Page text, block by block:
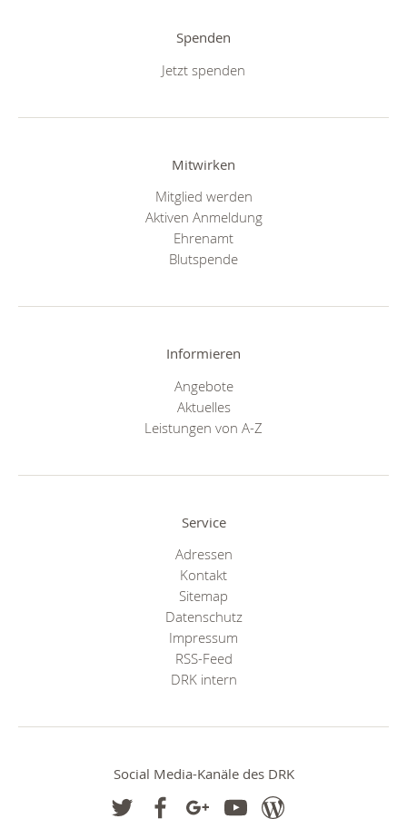
Spenden
Jetzt spenden
Mitwirken
Mitglied werden
Aktiven Anmeldung
Ehrenamt
Blutspende
Informieren
Angebote
Aktuelles
Leistungen von A-Z
Service
Adressen
Kontakt
Sitemap
Datenschutz
Impressum
RSS-Feed
DRK intern
Social Media-Kanäle des DRK